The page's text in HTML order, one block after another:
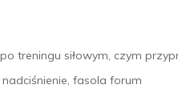
treningu siłowym, czym
fasola forum